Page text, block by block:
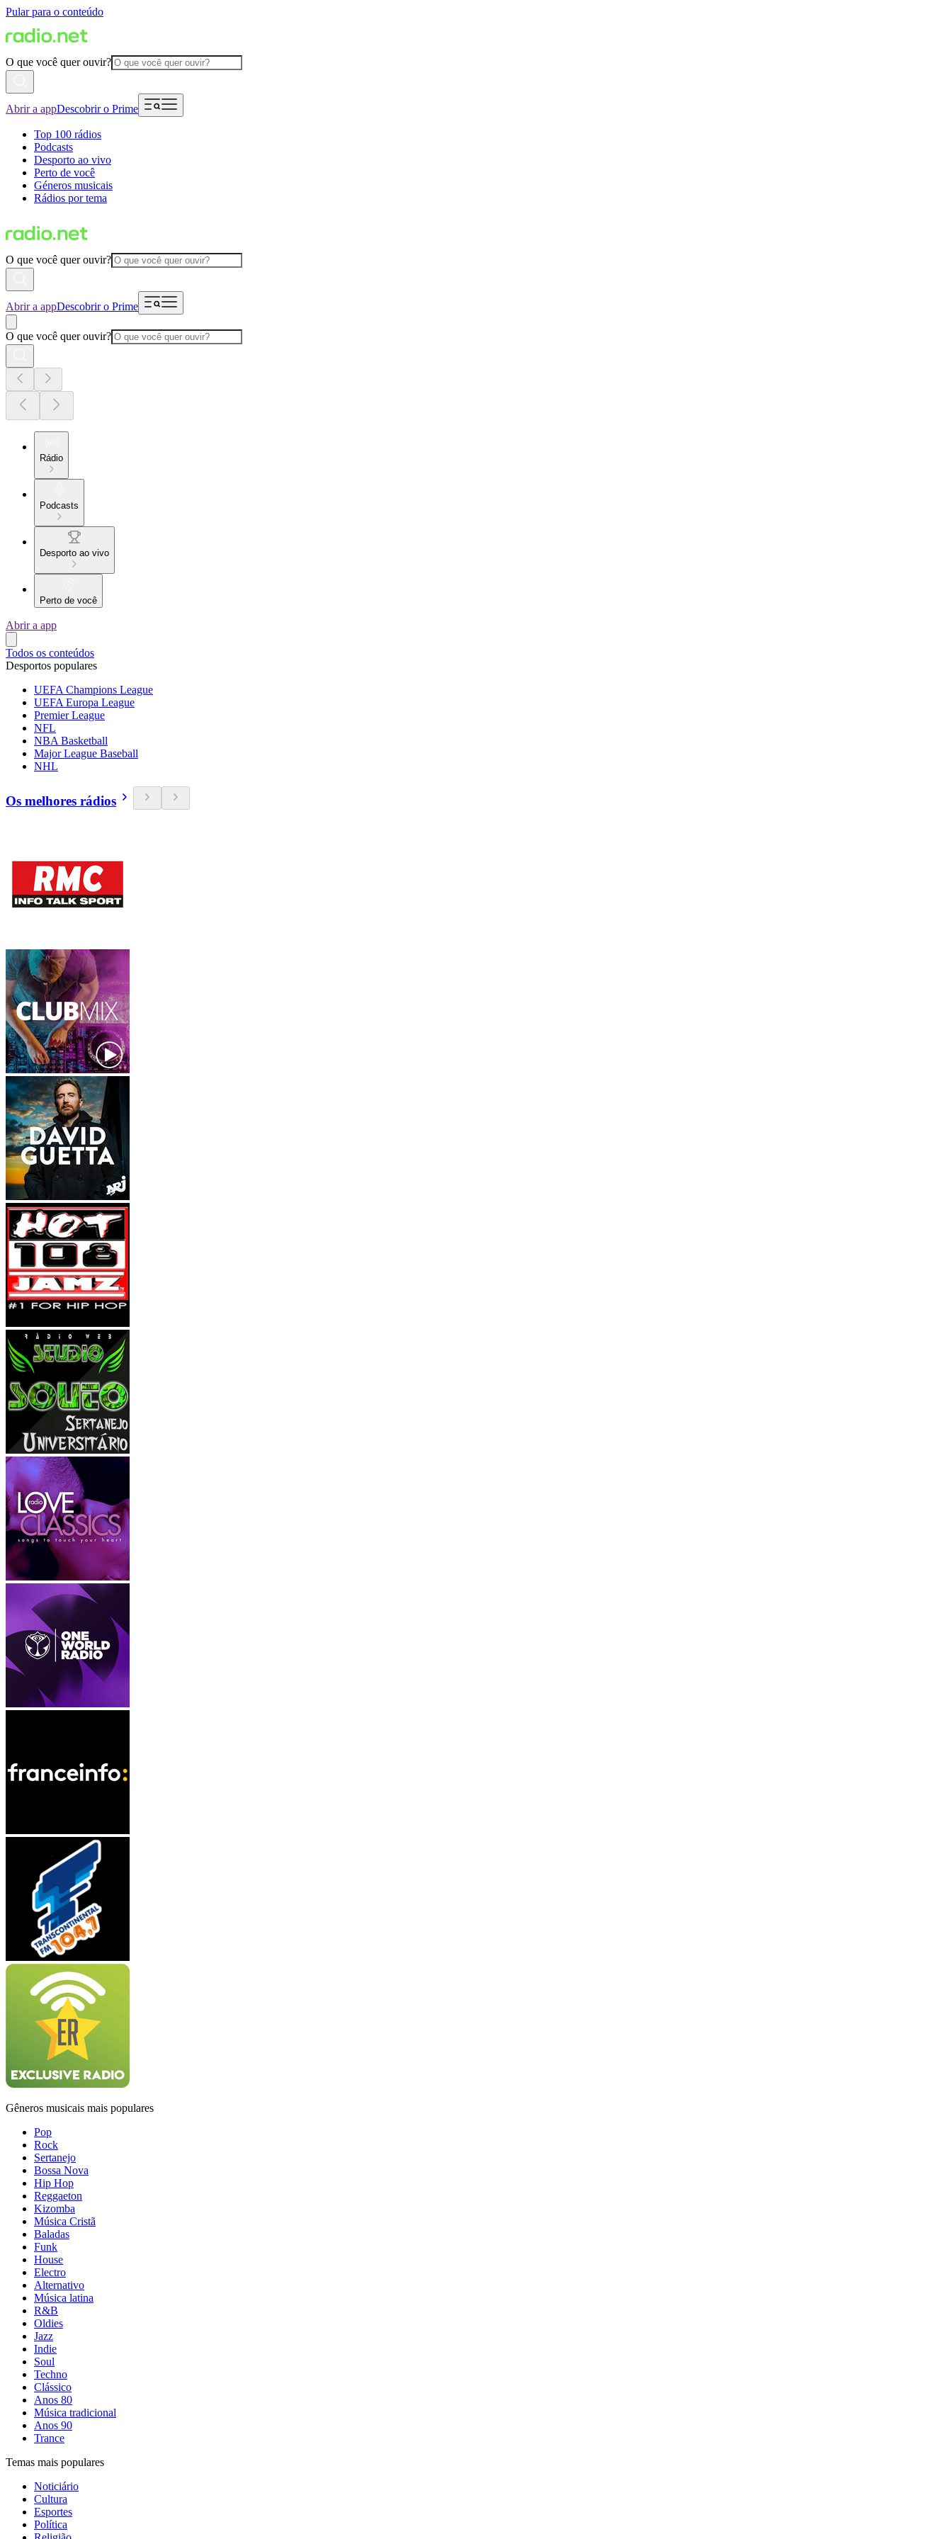
Pular para o conteúdo
O que você quer ouvir?
Abrir a appDescobrir o Prime
Top 100 rádios
Podcasts
Desporto ao vivo
Perto de você
Géneros musicais
Rádios por tema
O que você quer ouvir?
Abrir a appDescobrir o Prime
O que você quer ouvir?
Rádio
Podcasts
Desporto ao vivo
Perto de você
Abrir a app
Todos os conteúdos
Desportos populares
UEFA Champions League
UEFA Europa League
Premier League
NFL
NBA Basketball
Major League Baseball
NHL
Os melhores rádios
Gêneros musicais mais populares
Pop
Rock
Sertanejo
Bossa Nova
Hip Hop
Reggaeton
Kizomba
Música Cristã
Baladas
Funk
House
Electro
Alternativo
Música latina
R&B
Oldies
Jazz
Indie
Soul
Techno
Clássico
Anos 80
Música tradicional
Anos 90
Trance
Temas mais populares
Noticiário
Cultura
Esportes
Política